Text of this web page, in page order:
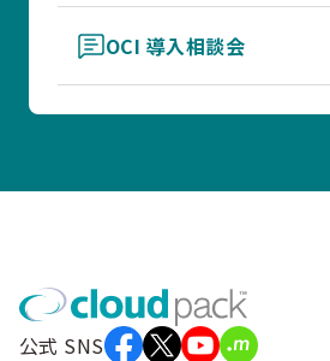
OCI 導入相談会
公式 SNS